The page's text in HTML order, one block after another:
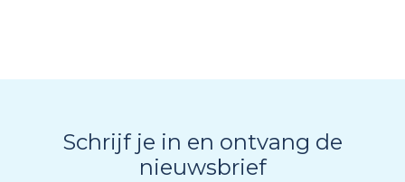
Schrijf je in en ontvang de
nieuwsbrief